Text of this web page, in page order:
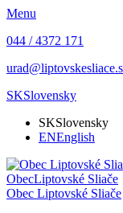
Menu
044 / 4372 171
SKSlovensky
SKSlovensky
ENEnglish
ObecLiptovské Sliače
Obec Liptovské Sliače